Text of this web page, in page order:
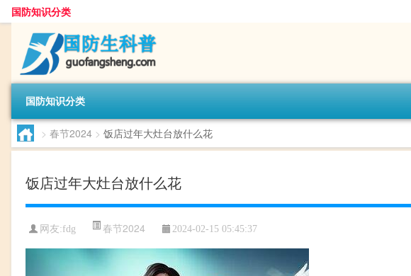
国防知识分类
国防知识分类
> 春节2024 > 饭店过年大灶台放什么花
饭店过年大灶台放什么花
网友:fdg 春节2024 2024-02-15 05:45:37